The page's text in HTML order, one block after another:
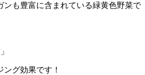
ンも豊富に含まれている緑黄色野菜で
グ効果です！